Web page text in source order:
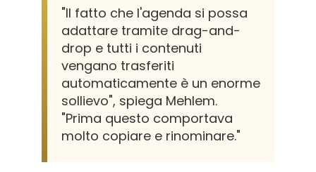
"Il fatto che l'agenda si possa
adattare tramite drag-and-
drop e tutti i contenuti
vengano trasferiti
automaticamente è un enorme
sollievo", spiega Mehlem.
"Prima questo comportava
molto copiare e rinominare."